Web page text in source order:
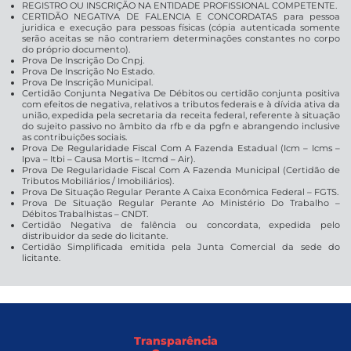
REGISTRO OU INSCRIÇÃO NA ENTIDADE PROFISSIONAL COMPETENTE.
CERTIDÃO NEGATIVA DE FALENCIA E CONCORDATAS para pessoa
juridica e execução para pessoas físicas (cópia autenticada somente
serão aceitas se não contrariem determinações constantes no corpo
do próprio documento).
Prova De Inscrição Do Cnpj.
Prova De Inscrição No Estado.
Prova De Inscrição Municipal.
Certidão Conjunta Negativa De Débitos ou certidão conjunta positiva
com efeitos de negativa, relativos a tributos federais e à dívida ativa da
união, expedida pela secretaria da receita federal, referente à situação
do sujeito passivo no âmbito da rfb e da pgfn e abrangendo inclusive
as contribuições sociais.
Prova De Regularidade Fiscal Com A Fazenda Estadual (Icm – Icms –
Ipva – Itbi – Causa Mortis – Itcmd – Air).
Prova De Regularidade Fiscal Com A Fazenda Municipal (Certidão de
Tributos Mobiliários / Imobiliários).
Prova De Situação Regular Perante A Caixa Econômica Federal – FGTS.
Prova De Situação Regular Perante Ao Ministério Do Trabalho –
Débitos Trabalhistas – CNDT.
Certidão Negativa de falência ou concordata, expedida pelo
distribuidor da sede do licitante.
Certidão Simplificada emitida pela Junta Comercial da sede do
licitante.
Transparência